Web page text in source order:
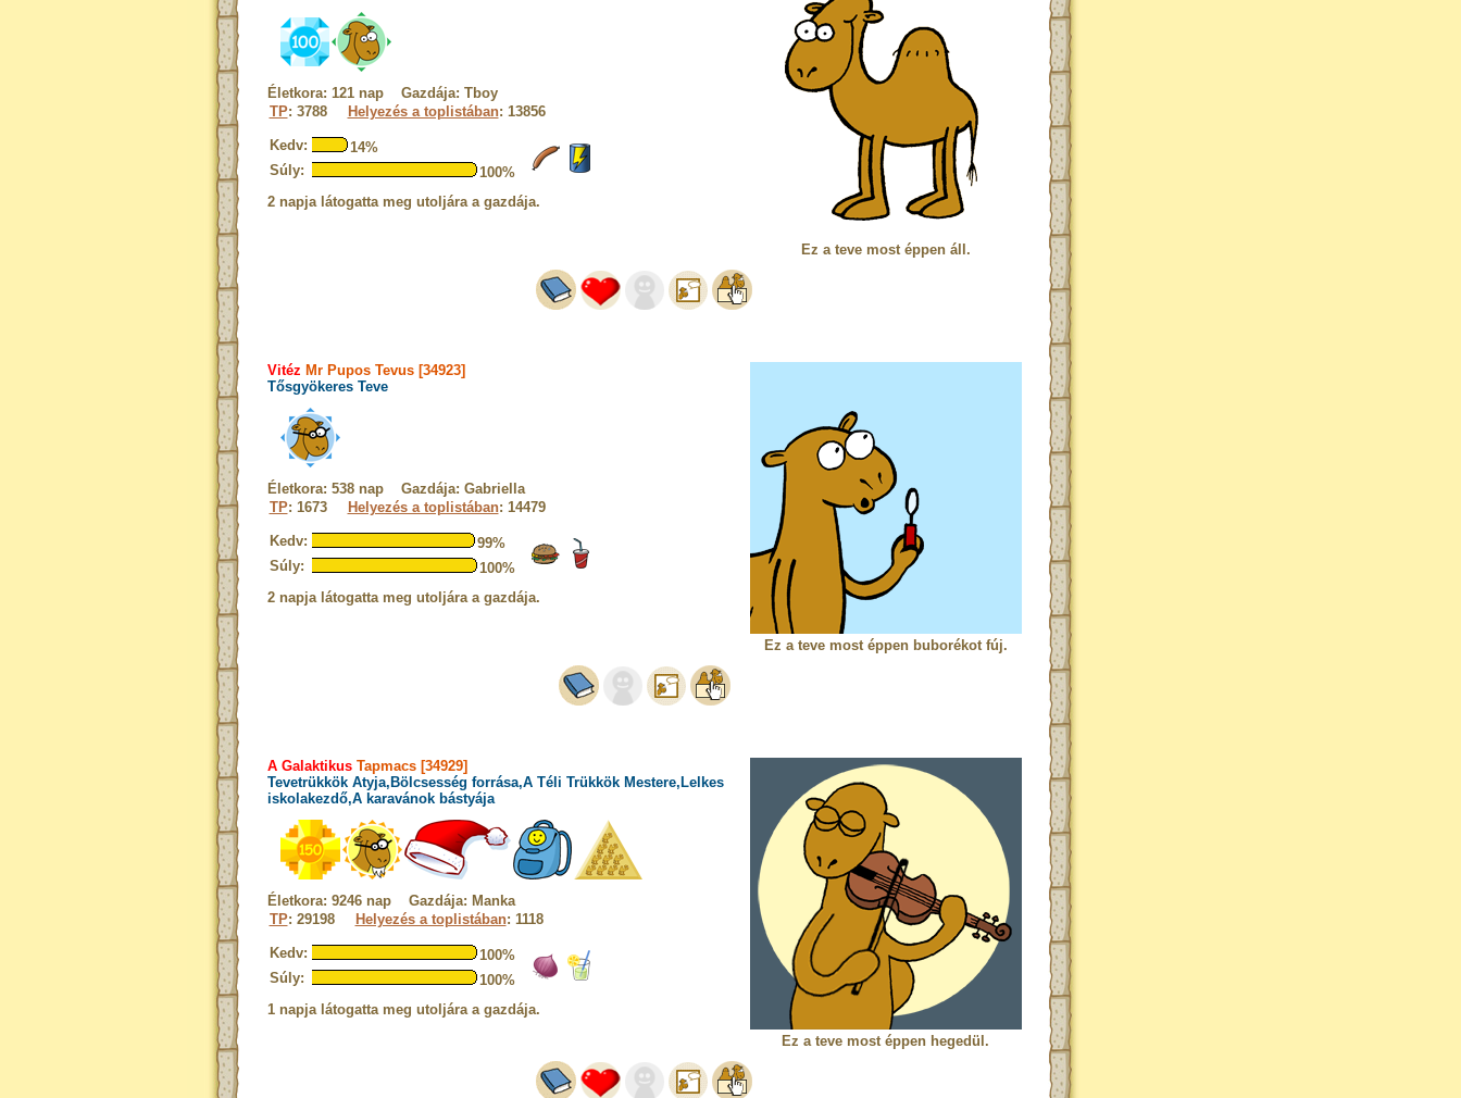
Életkora: 121 nap Gazdája: Tboy
TP: 3788 Helyezés a toplistában: 13856
Kedv:
14%
Súly:
100%
2 napja látogatta meg utoljára a gazdája.
Ez a teve most éppen áll.
Vitéz Mr Pupos Tevus [34923]
Tősgyökeres Teve
Életkora: 538 nap Gazdája: Gabriella
TP: 1673 Helyezés a toplistában: 14479
Kedv:
99%
Súly:
100%
2 napja látogatta meg utoljára a gazdája.
Ez a teve most éppen buborékot fúj.
A GalaktikusTapmacs [34929]
Tevetrükkök Atyja,Bölcsesség forrása,A Téli Trükkök Mestere,Lelkes
iskolakezdő,A karavánok bástyája
Életkora: 9246 nap Gazdája: Manka
TP: 29198 Helyezés a toplistában: 1118
Kedv:
100%
Súly:
100%
1 napja látogatta meg utoljára a gazdája.
Ez a teve most éppen hegedül.